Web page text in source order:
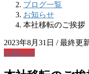
ブログ一覧
お知らせ
本社移転のご挨拶
2023年8月31日 / 最終更
お知らせ